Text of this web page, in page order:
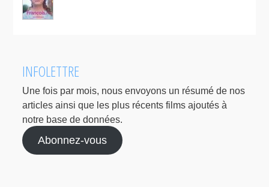
INFOLETTRE
Une fois par mois, nous envoyons un résumé de nos
articles ainsi que les plus récents films ajoutés à
notre base de données.
Abonnez-vous